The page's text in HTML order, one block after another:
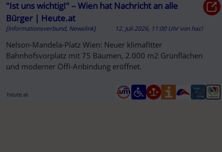
"Ist uns wichtig!" – Wien hat Nachricht an alle
Bürger | Heute.at
[Informationsverbund, Newslink] 12. Juli 2026, 11:00 Uhr vonhacl
Nelson-Mandela-Platz Wien: Neuer klimafitter
Bahnhofsvorplatz mit 75 Bäumen, 2.000 m2 Grünflächen
und moderner Öffi-Anbindung eröffnet.
heute.at